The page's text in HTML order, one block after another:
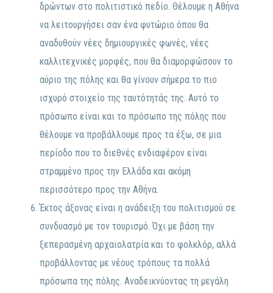
δρώντων στο πολιτιστικό πεδίο. Θέλουμε η Αθήνα
να λειτουργήσει σαν ένα φυτώριο όπου θα
αναδυθούν νέες δημιουργικές φωνές, νέες
καλλιτεχνικές μορφές, που θα διαμορφώσουν το
αύριο της πόλης και θα γίνουν σήμερα το πιο
ισχυρό στοιχείο της ταυτότητάς της. Αυτό το
πρόσωπο είναι και το πρόσωπο της πόλης που
θέλουμε να προβάλλουμε προς τα έξω, σε μια
περίοδο που το διεθνές ενδιαφέρον είναι
στραμμένο προς την Ελλάδα και ακόμη
περισσότερο προς την Αθήνα.
Έκτος άξονας είναι η ανάδειξη του πολιτισμού σε
συνδυασμό με τον τουρισμό. Όχι με βάση την
ξεπερασμένη αρχαιολατρία και το φολκλόρ, αλλά
προβάλλοντας με νέους τρόπους τα πολλά
πρόσωπα της πόλης. Αναδεικνύοντας τη μεγάλη